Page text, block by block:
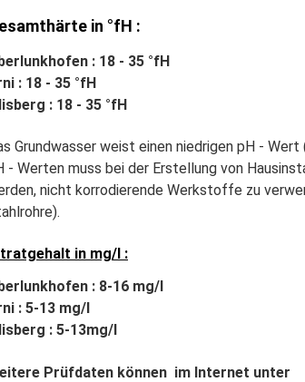
in °fH :
: 18 - 35 °fH
: 18 - 35 °fH
: 18 - 35 °fH
Grundwasser weist einen niedrigen pH -
- Werten muss bei der Erstellung von
nicht korrodierende Werkstoffe zu
in mg/l :
: 8-16 mg/l
: 5-13 mg/l
: 5-13mg/l
Prüfdaten können im Internet unter